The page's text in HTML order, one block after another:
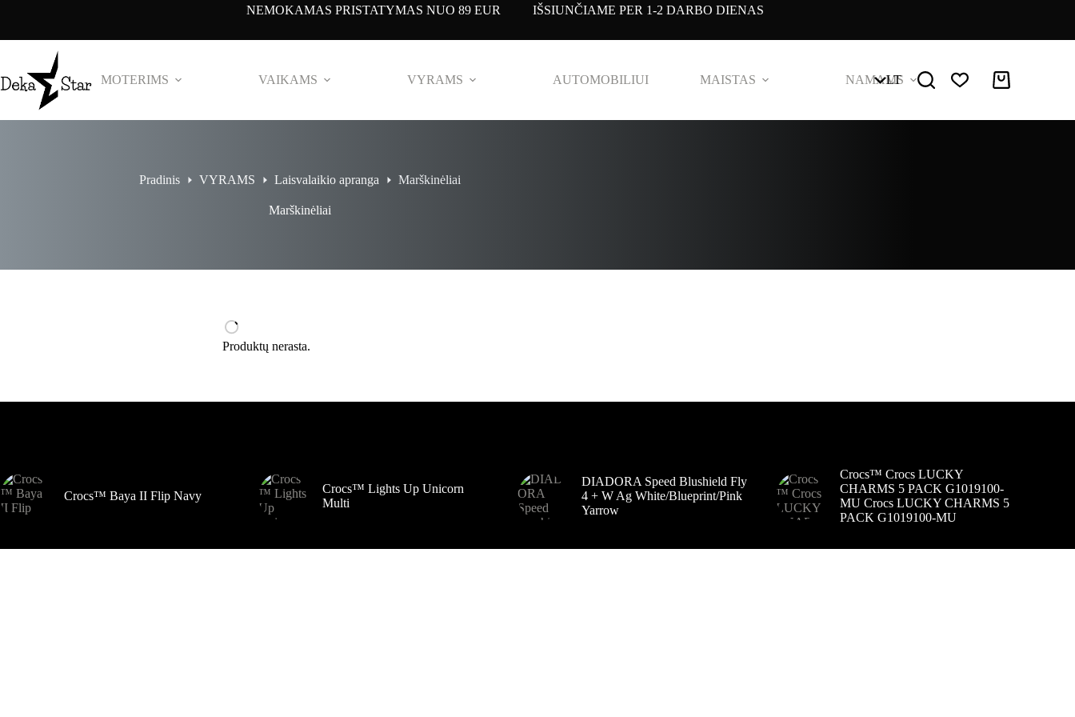
NEMOKAMAS PRISTATYMAS NUO 89 EUR IŠSIUNČIAME PER 1-2 DARBO DIENAS
MOTERIMS VAIKAMS VYRAMS AUTOMOBILIUI MAISTAS NAMAMS
LT
Pirkinių
Pradinis VYRAMS Laisvalaikio apranga Marškinėliai
Marškinėliai
Produktų nerasta.
Crocs™ Baya II Flip Navy
Crocs™ Lights Up Unicorn
Multi
DIADORA Speed Blushield Fly
4 + W Ag White/Blueprint/Pink
Yarrow
Crocs™ Crocs LUCKY
CHARMS 5 PACK G1019100-
MU Crocs LUCKY CHARMS 5
PACK G1019100-MU